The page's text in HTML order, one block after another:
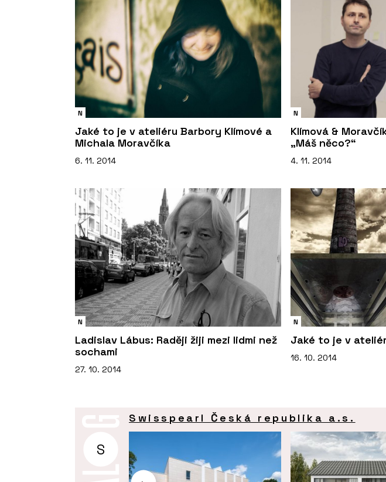
N
Jaké to je v ateliéru Barbory Klímové a
Michala Moravčíka
6. 11. 2014
N
Klímová &
„Máš něco?“
4. 11. 2014
N
Ladislav Lábus: Raději žiji mezi lidmi než
sochami
27. 10. 2014
N
Jaké to je v
16. 10. 2014
S
Swisspearl Česká republika a.s.